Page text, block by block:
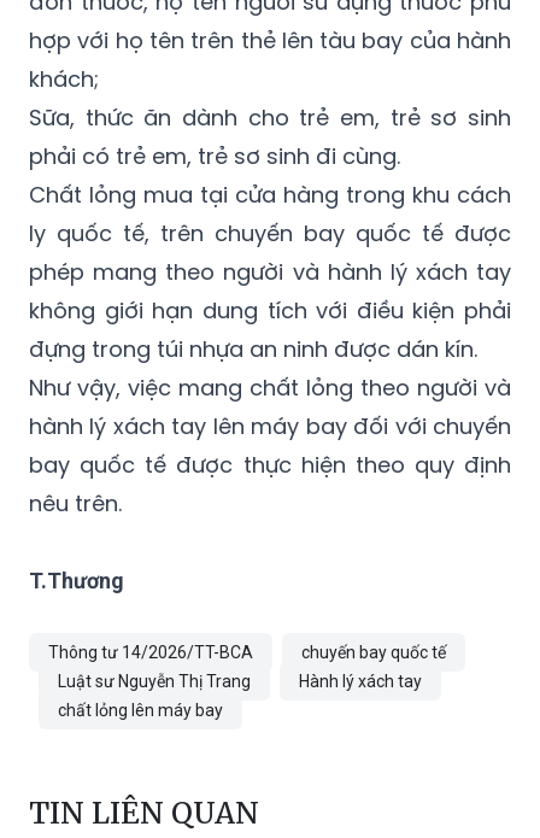
khách;
Sữa, thức ăn dành cho trẻ em, trẻ sơ sinh
phải có trẻ em, trẻ sơ sinh đi cùng.
Chất lỏng mua tại cửa hàng trong khu cách
ly quốc tế, trên chuyến bay quốc tế được
phép mang theo người và hành lý xách tay
không giới hạn dung tích với điều kiện phải
đựng trong túi nhựa an ninh được dán kín.
Như vậy, việc mang chất lỏng theo người và
hành lý xách tay lên máy bay đối với chuyến
bay quốc tế được thực hiện theo quy định
nêu trên.
T.Thương
Thông tư 14/2026/TT-BCA
chất lỏng lên máy bay
Hộ khẩu ở quê nhưng mua nhà ở